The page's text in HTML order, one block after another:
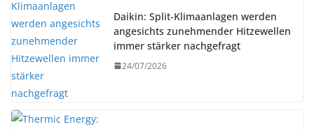
Daikin: Split-Klimaanlagen werden
angesichts zunehmender Hitzewellen
immer stärker nachgefragt
24/07/2026